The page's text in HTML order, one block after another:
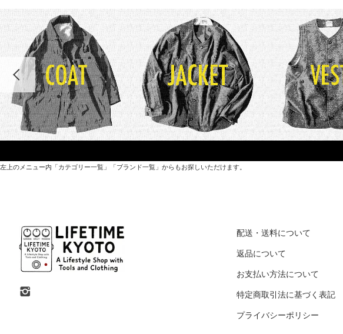
左上のメニュー内「カテゴリー一覧」「ブランド一覧」からもお探しいただけます。
オリジナルを含むファッションアイテムが中心の
京都・紫野にあるライフスタイルショップです。
京都府京都市北区紫野上築山町21（1階と2階）
配送・送料について
返品について
お支払い方法について
特定商取引法に基づく表記
プライバシーポリシー